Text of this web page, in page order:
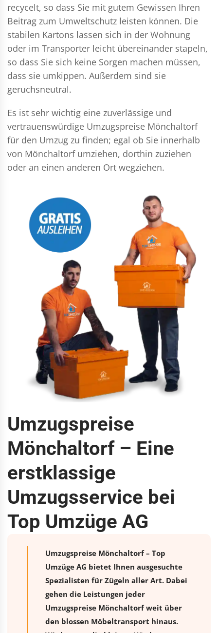
recycelt, so dass Sie mit gutem Gewissen Ihren
Beitrag zum Umweltschutz leisten können. Die
stabilen Kartons lassen sich in der Wohnung
oder im Transporter leicht übereinander stapeln,
so dass Sie sich keine Sorgen machen müssen,
dass sie umkippen. Außerdem sind sie
geruchsneutral.
Es ist sehr wichtig eine zuverlässige und
vertrauenswürdige Umzugspreise Mönchaltorf
für den Umzug zu finden; egal ob Sie innerhalb
von Mönchaltorf umziehen, dorthin zuziehen
oder an einen anderen Ort wegziehen.
Umzugspreise
Mönchaltorf – Eine
erstklassige
Umzugsservice bei
Top Umzüge AG
Umzugspreise Mönchaltorf – Top
Umzüge AG bietet Ihnen ausgesuchte
Spezialisten für Zügeln aller Art. Dabei
gehen die Leistungen jeder
Umzugspreise Mönchaltorf weit über
den blossen Möbeltransport hinaus.